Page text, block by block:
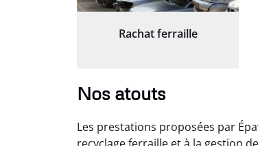
Rachat ferraille
Nos atouts
Les prestations proposées par
recyclage ferraille et à la gestion